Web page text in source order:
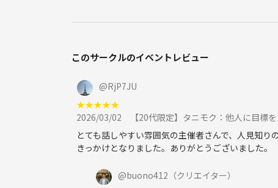
ご遠慮願います。
ルール違反と判断した場合、退室をお願いします。
2. トラブルの原因になりかねますので、初対面での
このサークルのイベントレビュー
@RjP7JU
★★★★★
2026/03/02
【20代限定】タニモク：他人に目標
とても話しやすい雰囲気の主催者さんで、人見知
きっかけとなりました。ありがとうございました。
@buono412 （クリエイター）